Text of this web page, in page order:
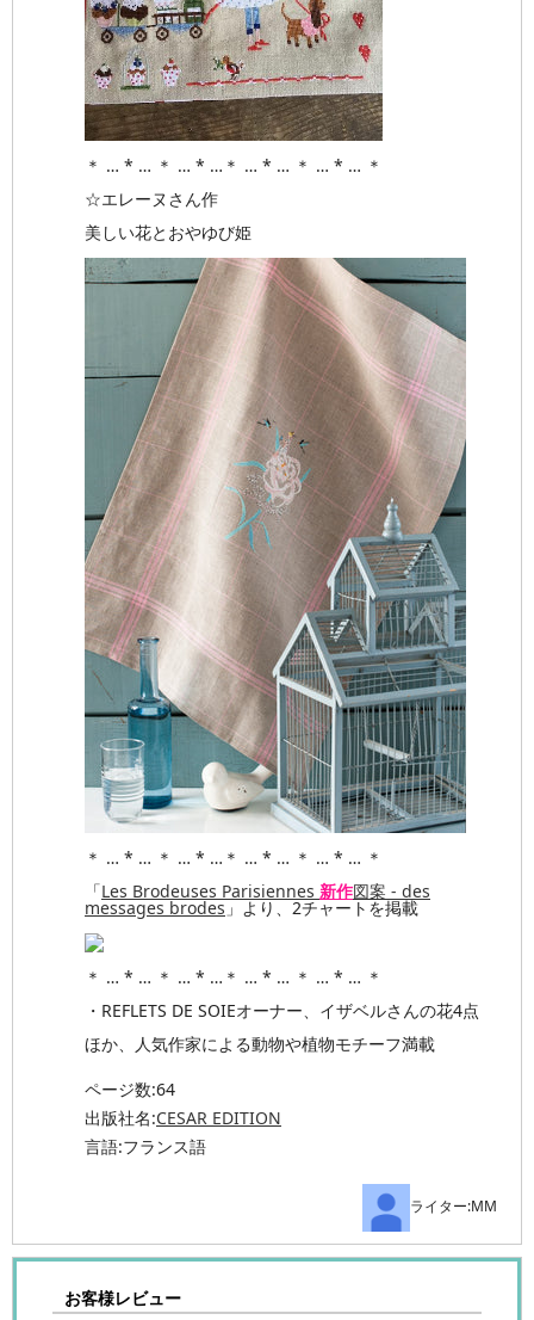
＊ … * … ＊ … * …＊ … * … ＊ … * … ＊
☆エレーヌさん作
美しい花とおやゆび姫
＊ … * … ＊ … * …＊ … * … ＊ … * … ＊
「Les Brodeuses Parisiennes 新作図案 - des
messages brodes」より、2チャートを掲載
＊ … * … ＊ … * …＊ … * … ＊ … * … ＊
・REFLETS DE SOIEオーナー、イザベルさんの花4点
ほか、人気作家による動物や植物モチーフ満載
ページ数:64
出版社名:CESAR EDITION
言語:フランス語
ライター:MM
お客様レビュー